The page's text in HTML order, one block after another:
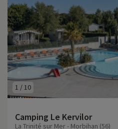
1 / 10
Camping Le Kervilor
La Trinité sur Mer - Morbihan (56)